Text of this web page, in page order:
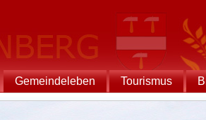
Gemeindeleben Tourismus